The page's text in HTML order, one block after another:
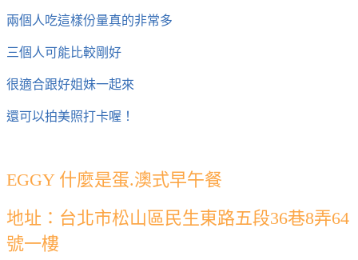
兩個人吃這樣份量真的非常多
三個人可能比較剛好
很適合跟好姐妹一起來
還可以拍美照打卡喔！
EGGY 什麼是蛋.澳式早午餐
地址：台北市松山區民生東路五段36巷8弄64
號一樓